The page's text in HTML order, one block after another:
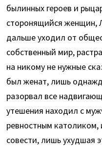
былинных героев и
сторонящийся женщин,
дальше уходил от
собственный мир,
на никому не нужные
был женат, лишь
разорвал все
утешения находил с
ревностным
совести, лишь ухудшая